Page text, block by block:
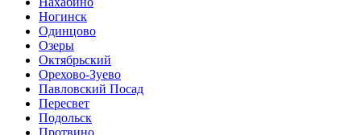
Ногинск
Одинцово
Озеры
Октябрьский
Орехово-Зуево
Павловский Посад
Пересвет
Подольск
Протвино